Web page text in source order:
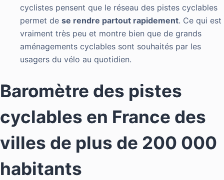
cyclistes pensent que le réseau des pistes cyclables
permet de se rendre partout rapidement. Ce qui est
vraiment très peu et montre bien que de grands
aménagements cyclables sont souhaités par les
usagers du vélo au quotidien.
Baromètre des pistes
cyclables en France des
villes de plus de 200 000
habitants